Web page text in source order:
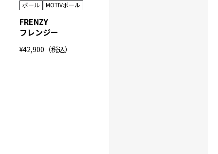
ボール MOTIVボール
FRENZY
フレンジー
¥42,900（税込）